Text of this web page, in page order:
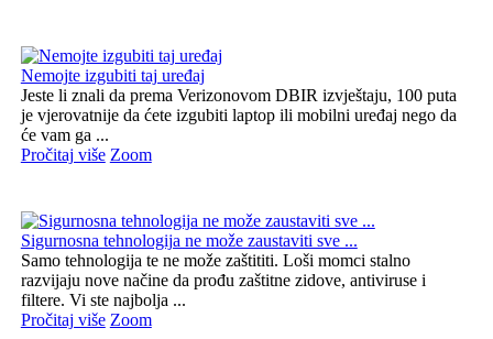
Nemojte izgubiti taj uređaj
Jeste li znali da prema Verizonovom DBIR izvještaju, 100 puta
je vjerovatnije da ćete izgubiti laptop ili mobilni uređaj nego da
će vam ga ...
Pročitaj više Zoom
Sigurnosna tehnologija ne može zaustaviti sve ...
Samo tehnologija te ne može zaštititi. Loši momci stalno
razvijaju nove načine da prođu zaštitne zidove, antiviruse i
filtere. Vi ste najbolja ...
Pročitaj više Zoom